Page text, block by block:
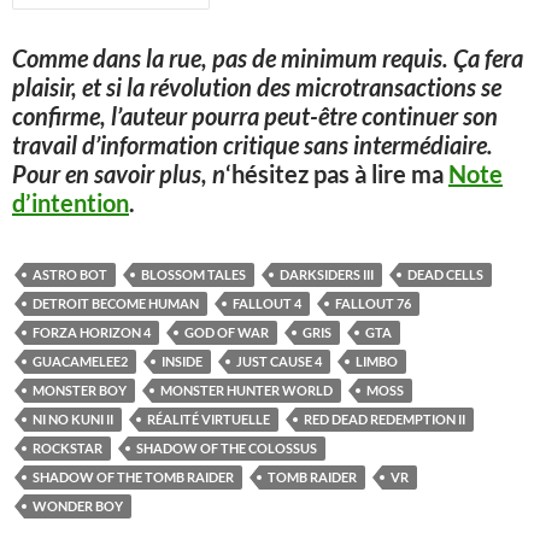
Comme dans la rue, pas de minimum requis. Ça fera
plaisir, et si la révolution des microtransactions se
confirme, l’auteur pourra peut-être continuer son
travail d’information critique sans intermédiaire.
Pour en savoir plus, n‘hésitez pas à lire ma Note
d’intention.
ASTRO BOT BLOSSOM TALES DARKSIDERS III
DEAD CELLS
DETROIT BECOME HUMAN
FALLOUT 4
FALLOUT 76
FORZA HORIZON 4
GOD OF WAR GRIS
GTA
GUACAMELEE2
INSIDE JUST CAUSE 4
LIMBO
MONSTER BOY
MONSTER HUNTER WORLD
MOSS
NI NO KUNI II
RÉALITÉ VIRTUELLE
RED DEAD REDEMPTION II
ROCKSTAR
SHADOW OF THE COLOSSUS
SHADOW OF THE TOMB RAIDER
TOMB RAIDER
VR
WONDER BOY